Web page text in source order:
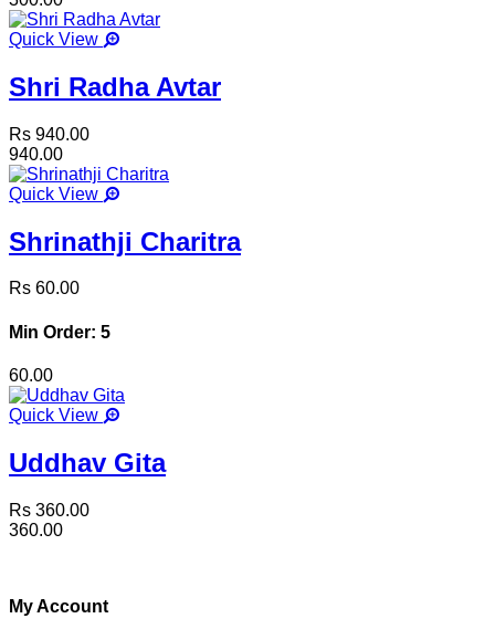
Quick View
Shri Radha Avtar
Rs 940.00
940.00
Quick View
Shrinathji Charitra
Rs 60.00
Min Order: 5
60.00
Quick View
Uddhav Gita
Rs 360.00
360.00
My Account